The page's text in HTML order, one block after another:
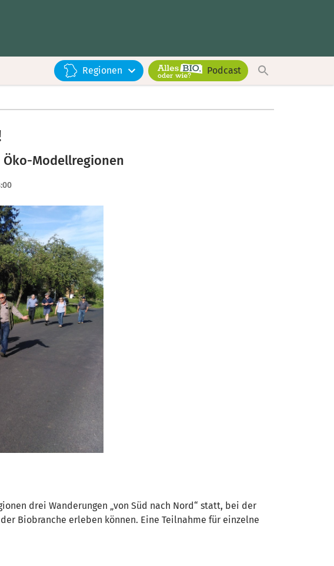
Regionen Podcast
Modellregionen
drei Wanderungen „von Süd nach Nord“ statt, bei der
Biobranche erleben können. Eine Teilnahme für einzelne